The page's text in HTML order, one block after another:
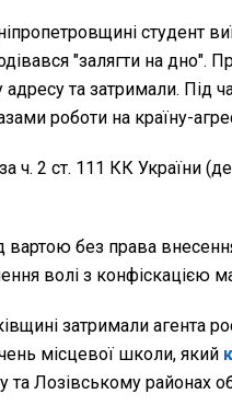
студент
"залягти на дно".
та затримали. Під
роботи на країну-
ч. 2 ст. 111 КК України
вартою без права
волі з конфіскацією
затримали агента
місцевої школи, який
та Лозівському районах